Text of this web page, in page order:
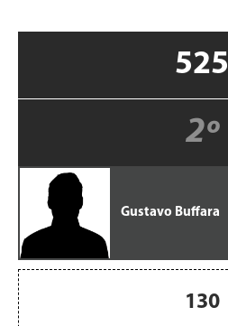
525
2º
Gustavo Buffara
130